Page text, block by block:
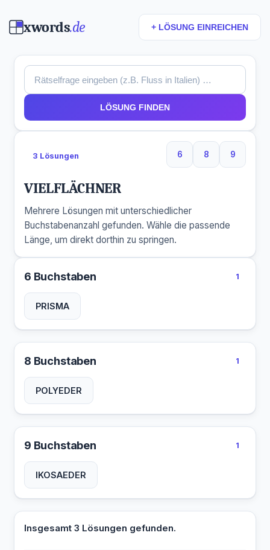
xwords.de + LÖSUNG EINREICHEN
LÖSUNG FINDEN
3 Lösungen 6
6 Buchstaben
8
8 Buchstaben
9
9
VIELFLÄCHNER
Mehrere Lösungen mit unterschiedlicher
Buchstabenanzahl gefunden. Wähle die passende
Länge, um direkt dorthin zu springen.
6 Buchstaben 1
PRISMA
8 Buchstaben 1
POLYEDER
9 Buchstaben 1
IKOSAEDER
Insgesamt 3 Lösungen gefunden.